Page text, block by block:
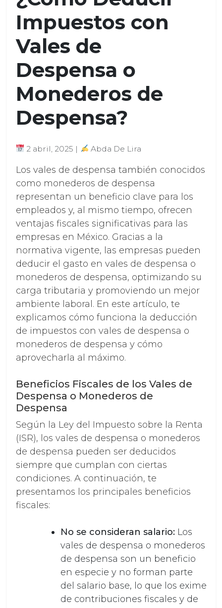
Impuestos con
Vales de
Despensa o
Monederos de
Despensa?
2 abril, 2025 | Abda De Lira
Los vales de despensa también conocidos
como monederos de despensa
representan un beneficio clave para los
empleados y, al mismo tiempo, ofrecen
ventajas fiscales significativas para las
empresas en México. Gracias a la
normativa vigente, las empresas pueden
deducir el gasto en vales de despensa o
monederos de despensa, optimizando su
carga tributaria y promoviendo un mejor
ambiente laboral. En este artículo, te
explicamos cómo funciona la deducción
de impuestos con vales de despensa o
monederos de despensa y cómo
aprovecharla al máximo.
Beneficios Fiscales de los Vales de
Despensa o Monederos de
Despensa
Según la Ley del Impuesto sobre la Renta
(ISR), los vales de despensa o monederos
de despensa pueden ser deducidos
siempre que cumplan con ciertas
condiciones. A continuación, te
presentamos los principales beneficios
fiscales:
No se consideran salario:Los
vales de despensa o monederos
de despensa son un beneficio
en especie y no forman parte
del salario base, lo que los exime
de contribuciones fiscales y de